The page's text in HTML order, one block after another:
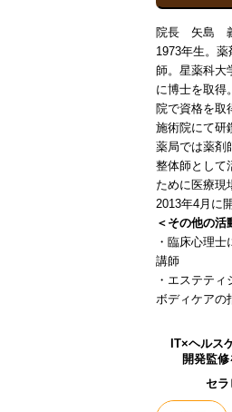
院長 矢島 義
1973年生。
師。星薬科大
に博士を取得
院で資格を取
施術院にて研
薬局では薬剤
整体師として
ために医療現
2013年4月に
＜その他の活
・臨床心理
講師
・エステテ
ボディケアの
IT×ヘルス
開発監
セラ